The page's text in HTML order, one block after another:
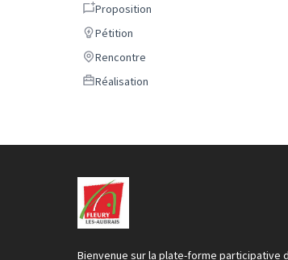
Proposition
Proposition
Pétition
Pétition
Rencontre
Rencontre
Réalisation
Réalisation
Bienvenue sur la plate-forme participative